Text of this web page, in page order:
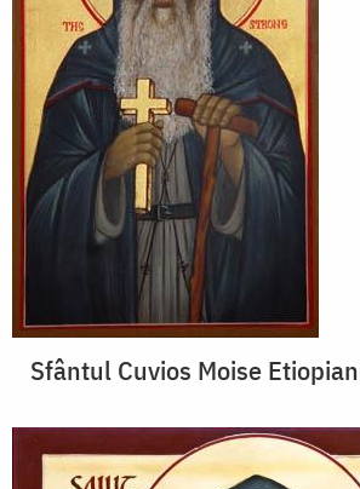
Sfântul Cuvios Moise